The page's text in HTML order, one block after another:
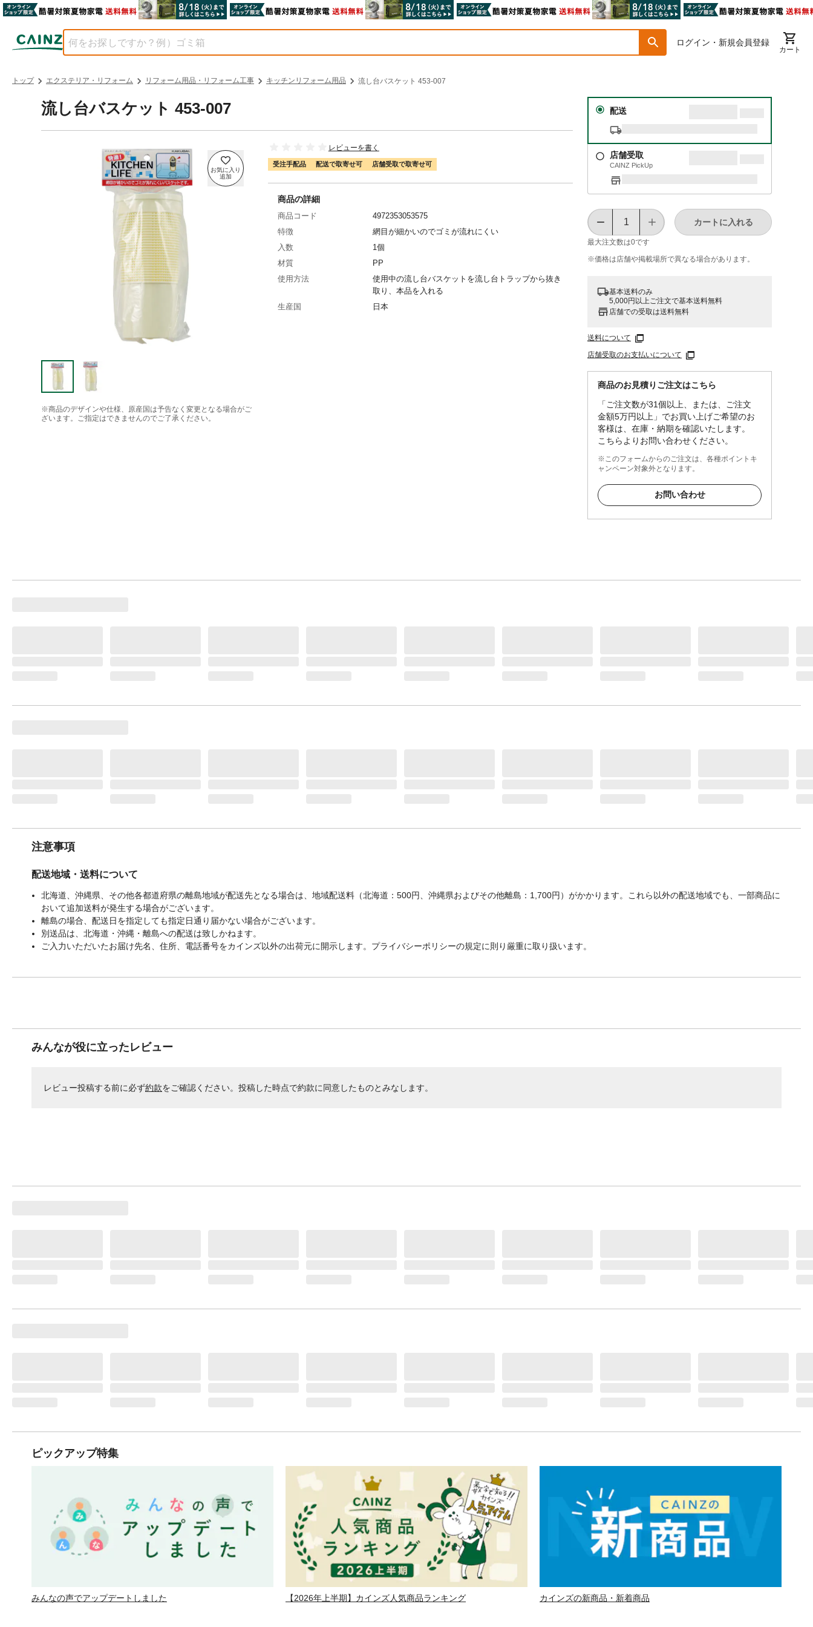
ログイン・新規会員登録
カート
トップ エクステリア・リフォーム リフォーム用品・リフォーム工事 キッチンリフォーム用品 流し台バスケット 453-007
流し台バスケット 453-007
※商品のデザインや仕様、原産国は予告なく変更となる場合がご
ざいます。ご指定はできませんのでご了承ください。
レビューを書く
受注手配品 配送で取寄せ可 店舗受取で取寄せ可
配送
店舗受取
CAINZ PickUp
最大注文数は0です
カートに入れる
※価格は​店舗や​掲載場所で​異なる​場合が​あります。
基本送料のみ
5,000円以上ご注文で基本送料無料
店舗での受取は送料無料
送料について
店舗受取のお支払いについて
商品のお見積りご注文はこちら
「ご注文数が31個以上、または、ご注文
金額5万円以上」でお買い上げご希望のお
客様は、在庫・納期を確認いたします。
こちらよりお問い合わせください。
※このフォームからのご注文は、各種ポイントキ
ャンペーン対象外となります。
お問い合わせ
商品の詳細
商品コード
4972353053575
特徴
網目が細かいのでゴミが流れにくい
入数
1個
材質
PP
使用方法
使用中の流し台バスケットを流し台トラップから抜き
取り、本品を入れる
生産国
日本
注意事項
配送地域・送料について
北海道、沖縄県、その他各都道府県の離島地域が配送先となる場合は、地域配送料（北海道：500円、沖縄県およびその他離島：1,700円）がかかります。これら以外の配送地域でも、一部商品に
おいて追加送料が発生する場合がございます。
離島の場合、配送日を指定しても指定日通り届かない場合がございます。
別送品は、北海道・沖縄・離島への配送は致しかねます。
ご入力いただいたお届け先名、住所、電話番号をカインズ以外の出荷元に開示します。プライバシーポリシーの規定に則り厳重に取り扱います。
みんなが役に立ったレビュー
レビュー投稿する前に必ず約款をご確認ください。投稿した時点で約款に同意したものとみなします。
ピックアップ特集
みんなの声でアップデートしました 【2026年上半期】カインズ人気商品ランキング カインズの新商品・新着商品